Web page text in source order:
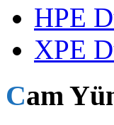
HPE
XPE
Cam